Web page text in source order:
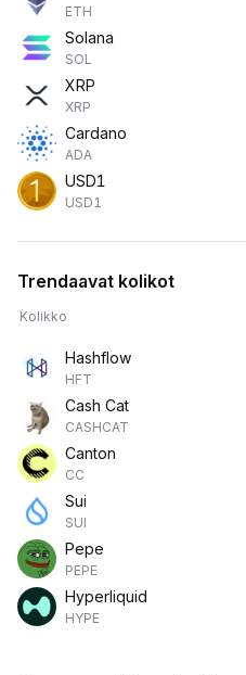
ETH
Solana
SOL
XRP
XRP
Cardano
ADA
USD1
USD1
Trendaavat kolikot
Kolikko
Hashflow
HFT
Cash Cat
CASHCAT
Canton
CC
Sui
SUI
Pepe
PEPE
Hyperliquid
HYPE